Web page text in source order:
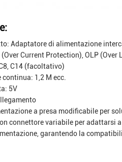
Adaptatore di alimentazione
(Over Current Protection), OLP
C14 (facoltativo)
continua: 1,2 M ecc.
5V
a presa modificabile per
connettore variabile per adattarsi
garantendo la